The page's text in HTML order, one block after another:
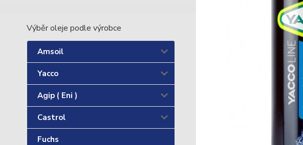
Výběr oleje podle výrobce
Amsoil
Yacco
Agip ( Eni )
Castrol
Fuchs